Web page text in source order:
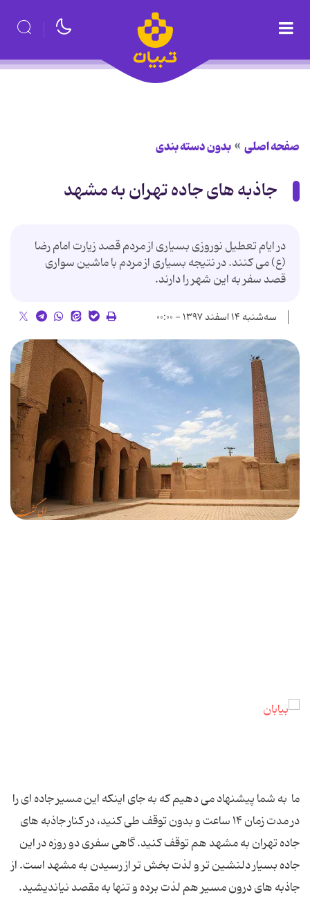
صفحه اصلی بدون دسته بندی
جاذبه های جاده تهران به مشهد
در ایام تعطیل نوروزی بسیاری از مردم قصد زیارت امام رضا
(ع) می کنند. در نتیجه بسیاری از مردم با ماشین سواری
قصد سفر به این شهر را دارند.
سه‌شنبه ۱۴ اسفند ۱۳۹۷ - ۰۰:۰۰
ما به شما پیشنهاد می دهیم که به جای اینکه این مسیر جاده ای را
در مدت زمان ۱۴ ساعت و بدون توقف طی کنید، در کنار جاذبه های
جاده تهران به مشهد هم توقف کنید. گاهی سفری دو روزه در این
جاده بسیار دلنشین تر و لذت بخش تر از رسیدن به مشهد است. از
جاذبه های درون مسیر هم لذت برده و تنها به مقصد نیاندیشید.